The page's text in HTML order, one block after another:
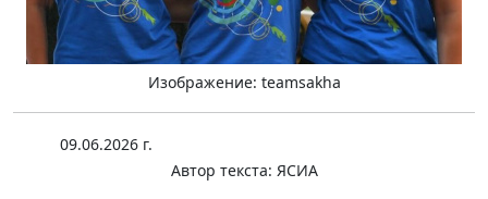
Изображение: teamsakha
09.06.2026 г.
Автор текста: ЯСИА